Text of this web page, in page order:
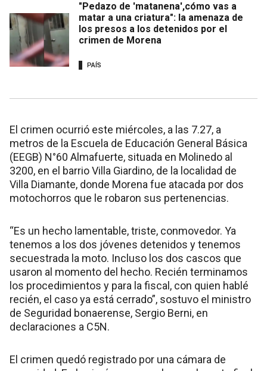
"Pedazo de 'matanena',cómo vas a
matar a una criatura": la amenaza de
los presos a los detenidos por el
crimen de Morena
PAÍS
El crimen ocurrió este miércoles, a las 7.27, a
metros de la Escuela de Educación General Básica
(EEGB) N°60 Almafuerte, situada en Molinedo al
3200, en el barrio Villa Giardino, de la localidad de
Villa Diamante, donde Morena fue atacada por dos
motochorros que le robaron sus pertenencias.
“Es un hecho lamentable, triste, conmovedor. Ya
tenemos a los dos jóvenes detenidos y tenemos
secuestrada la moto. Incluso los dos cascos que
usaron al momento del hecho. Recién terminamos
los procedimientos y para la fiscal, con quien hablé
recién, el caso ya está cerrado”, sostuvo el ministro
de Seguridad bonaerense, Sergio Berni, en
declaraciones a C5N.
El crimen quedó registrado por una cámara de